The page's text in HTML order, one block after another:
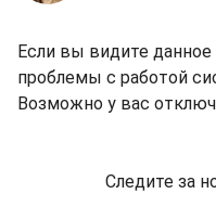
Если вы видите
проблемы с работой
Возможно у вас
Следите за